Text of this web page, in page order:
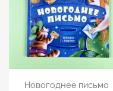
Просмотр
Новогоднее письмо